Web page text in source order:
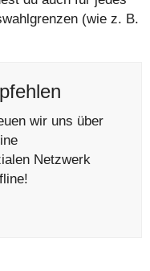
(wie z. B.
wir uns über
Netzwerk